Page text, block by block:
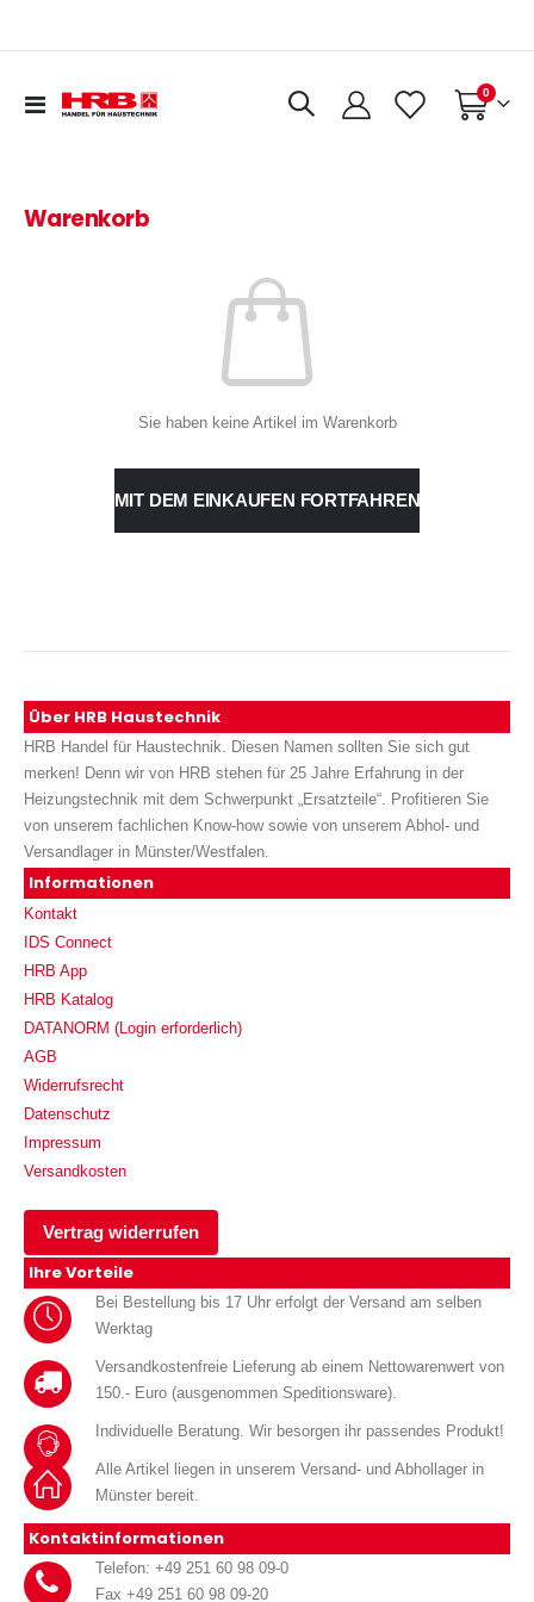
Navigation
Warenkorb
0Artikel
Warenkorb
Sie haben keine Artikel im Warenkorb
MIT DEM EINKAUFEN FORTFAHREN
Über HRB Haustechnik
HRB Handel für Haustechnik. Diesen Namen sollten Sie sich gut
merken! Denn wir von HRB stehen für 25 Jahre Erfahrung in der
Heizungstechnik mit dem Schwerpunkt „Ersatzteile“. Profitieren Sie
von unserem fachlichen Know-how sowie von unserem Abhol- und
Versandlager in Münster/Westfalen.
Informationen
Kontakt
IDS Connect
HRB App
HRB Katalog
DATANORM (Login erforderlich)
AGB
Widerrufsrecht
Datenschutz
Impressum
Versandkosten
Vertrag widerrufen
Ihre Vorteile
Bei Bestellung bis 17 Uhr erfolgt der Versand am selben
Werktag
Versandkostenfreie Lieferung ab einem Nettowarenwert von
150.- Euro (ausgenommen Speditionsware).
Individuelle Beratung. Wir besorgen ihr passendes Produkt!
Alle Artikel liegen in unserem Versand- und Abhollager in
Münster bereit.
Kontaktinformationen
Telefon: +49 251 60 98 09-0
Fax +49 251 60 98 09-20